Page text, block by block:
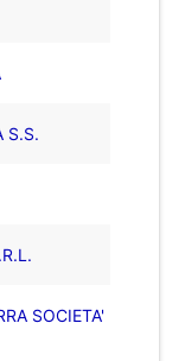
S.S.
SOCIETA'